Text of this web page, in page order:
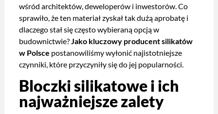
wśród architektów, deweloperów i inwestorów. Co
sprawiło, że ten materiał zyskał tak dużą aprobatę i
dlaczego stał się często wybieraną opcją w
budownictwie?Jako kluczowy producent silikatów
w Polsce postanowiliśmy wyłonić najistotniejsze
czynniki, które przyczyniły się do jej popularności.
Bloczki silikatowei ich
najważniejsze zalety